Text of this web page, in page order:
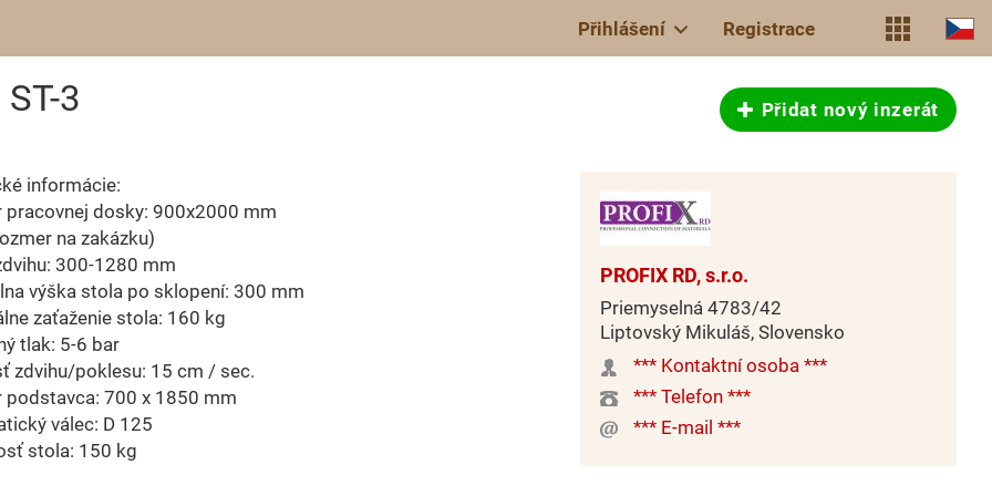
Přihlášení Registrace
3 Přidat nový inzerát
informácie:
pracovnej dosky: 900x2000 mm
na zakázku)
300-1280 mm
výška stola po sklopení: 300 mm
zaťaženie stola: 160 kg
tlak: 5-6 bar
zdvihu/poklesu: 15 cm / sec.
podstavca: 700 x 1850 mm
válec: D 125
stola: 150 kg
PROFIX RD, s.r.o.
Priemyselná 4783/42
Liptovský Mikuláš, Slovensko
*** Kontaktní osoba ***
*** Telefon ***
*** E-mail ***